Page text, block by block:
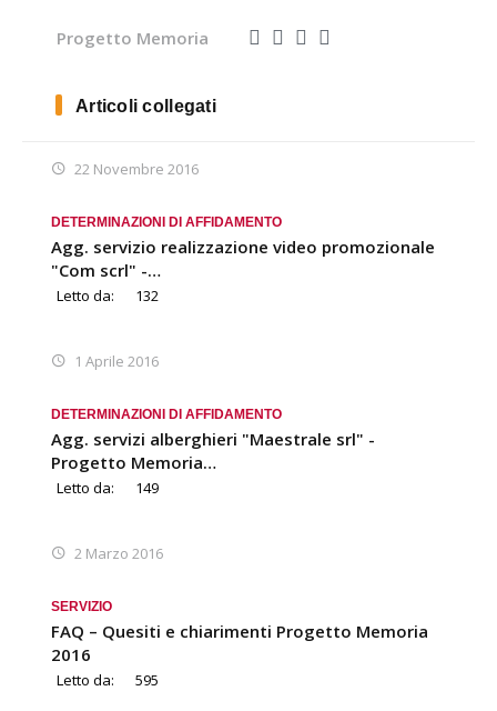
Progetto Memoria
Articoli collegati
22 Novembre 2016
DETERMINAZIONI DI AFFIDAMENTO
Agg. servizio realizzazione video promozionale
"Com scrl" -…
Letto da: 132
1 Aprile 2016
DETERMINAZIONI DI AFFIDAMENTO
Agg. servizi alberghieri "Maestrale srl" -
Progetto Memoria…
Letto da: 149
2 Marzo 2016
SERVIZIO
FAQ – Quesiti e chiarimenti Progetto Memoria
2016
Letto da: 595